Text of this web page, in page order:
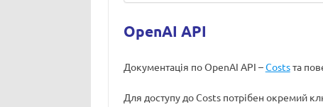
OpenAI API
Документація по OpenAI API –Costsта
Для доступу до Costs потрібен окремий